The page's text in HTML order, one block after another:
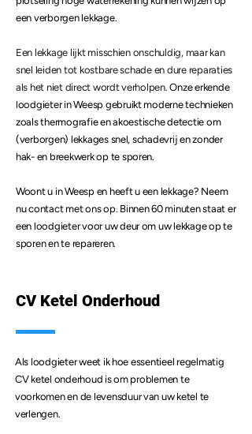
een verborgen lekkage.
Een lekkage lijkt misschien onschuldig, maar kan
snel leiden tot kostbare schade en dure reparaties
als het niet direct wordt verholpen.Onze erkende
loodgieter in Weesp gebruikt moderne technieken
zoals thermografie en akoestische detectie om
(verborgen) lekkages snel, schadevrij en zonder
hak- en breekwerk op te sporen.
Woont u in Weesp en heeft u een lekkage? Neem
nu contact met ons op. Binnen 60 minuten staat er
een loodgieter voor uw deur om uw lekkage op te
sporen en te repareren.
CV Ketel Onderhoud
Als loodgieter weet ik hoe essentieel regelmatig
CV ketel onderhoud is om problemen te
voorkomen en de levensduur van uw ketel te
verlengen.